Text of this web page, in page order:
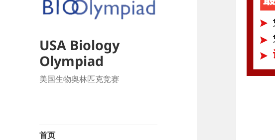
USA Biology
Olympiad
美国生物奥林匹克竞赛
首页